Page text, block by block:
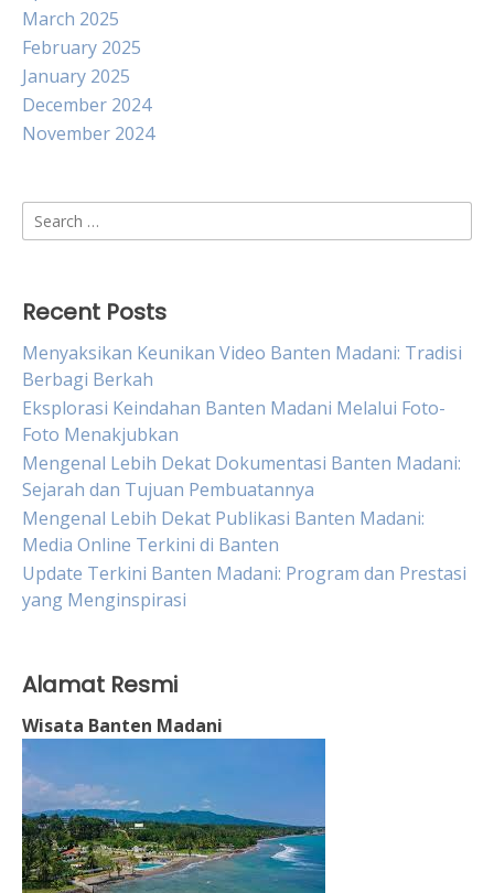
March 2025
February 2025
January 2025
December 2024
November 2024
Search
for:
Recent Posts
Menyaksikan Keunikan Video Banten Madani: Tradisi
Berbagi Berkah
Eksplorasi Keindahan Banten Madani Melalui Foto-
Foto Menakjubkan
Mengenal Lebih Dekat Dokumentasi Banten Madani:
Sejarah dan Tujuan Pembuatannya
Mengenal Lebih Dekat Publikasi Banten Madani:
Media Online Terkini di Banten
Update Terkini Banten Madani: Program dan Prestasi
yang Menginspirasi
Alamat Resmi
Wisata Banten Madani